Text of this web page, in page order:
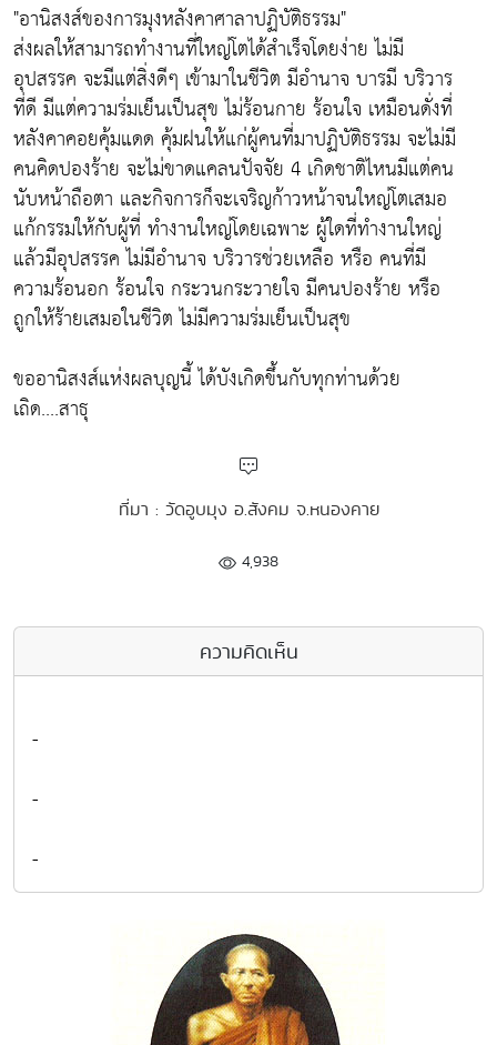
"อานิสงส์ของการมุงหลังคาศาลาปฏิบัติธรรม"
ส่งผลให้สามารถทำงานที่ใหญ่โตได้สำเร็จโดยง่าย ไม่มี
อุปสรรค จะมีแต่สิ่งดีๆ เข้ามาในชีวิต มีอำนาจ บารมี บริวาร
ที่ดี มีแต่ความร่มเย็นเป็นสุข ไม่ร้อนกาย ร้อนใจ เหมือนดั่งที่
หลังคาคอยคุ้มแดด คุ้มฝนให้แก่ผู้คนที่มาปฏิบัติธรรม จะไม่มี
คนคิดปองร้าย จะไม่ขาดแคลนปัจจัย 4 เกิดชาติไหนมีแต่คน
นับหน้าถือตา และกิจการก็จะเจริญก้าวหน้าจนใหญ่โตเสมอ
แก้กรรมให้กับผู้ที่ ทำงานใหญ่โดยเฉพาะ ผู้ใดที่ทำงานใหญ่
แล้วมีอุปสรรค ไม่มีอำนาจ บริวารช่วยเหลือ หรือ คนที่มี
ความร้อนอก ร้อนใจ กระวนกระวายใจ มีคนปองร้าย หรือ
ถูกให้ร้ายเสมอในชีวิต ไม่มีความร่มเย็นเป็นสุข
ขออานิสงส์แห่งผลบุญนี้ ได้บังเกิดขึ้นกับทุกท่านด้วย
เถิด....สาธุ
ที่มา : วัดอูบมุง อ.สังคม จ.หนองคาย
4,938
ความคิดเห็น
-
-
-